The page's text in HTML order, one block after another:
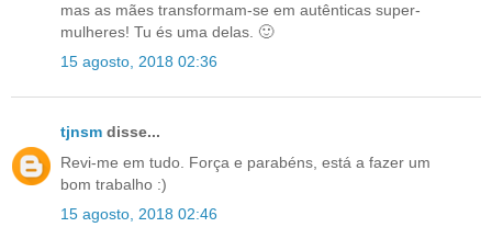
mas as mães transformam-se em autênticas super-
mulheres! Tu és uma delas. 🙂
15 agosto, 2018 02:36
tjnsm disse...
Revi-me em tudo. Força e parabéns, está a fazer um
bom trabalho :)
15 agosto, 2018 02:46